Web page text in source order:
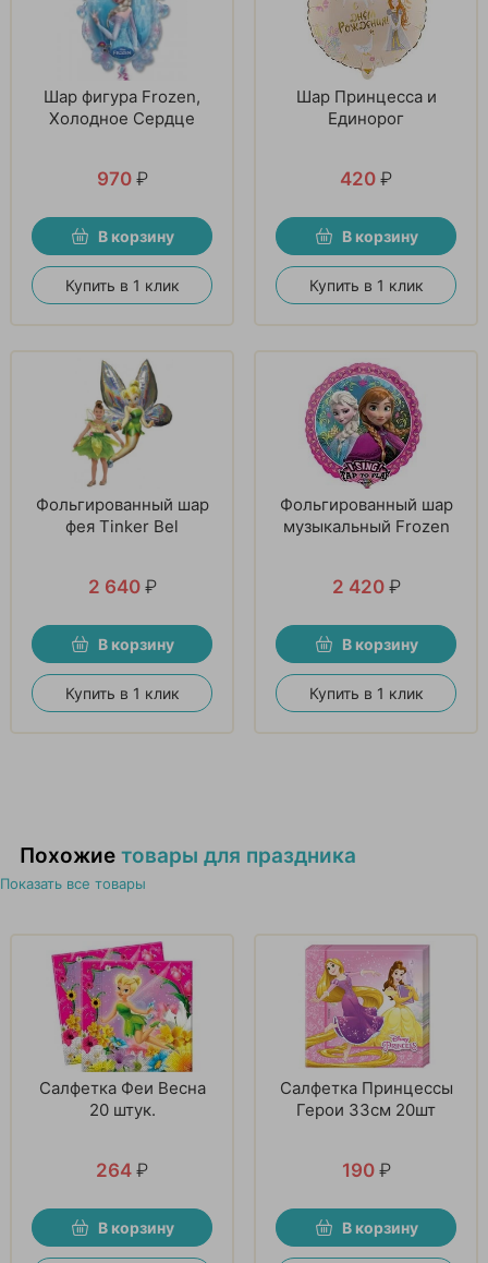
Шар фигура Frozen,
Холодное Сердце
970 ₽
В корзину
Купить в 1 клик
Шар Принцесса и
Единорог
420 ₽
В корзину
Купить в 1 клик
Фольгированный шар
фея Tinker Bel
2 640 ₽
В корзину
Купить в 1 клик
Фольгированный шар
музыкальный Frozen
2 420 ₽
В корзину
Купить в 1 клик
Похожие товары для праздника
Показать все товары
Салфетка Феи Весна
20 штук.
264 ₽
В корзину
Салфетка Принцессы
Герои 33см 20шт
190 ₽
В корзину